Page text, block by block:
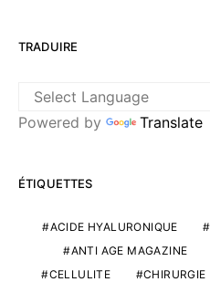
TRADUIRE
Powered by Translate
ÉTIQUETTES
ACIDE HYALURONIQUE
ANTI AGE MAGAZINE
CELLULITE
CHIRURGIE